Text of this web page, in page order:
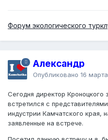
Форум экологического
Александр
Опубликовано 16
Сегодня директор Кроноцкого
встретился с
индустрии Камчатского края,
заявленные на встрече.